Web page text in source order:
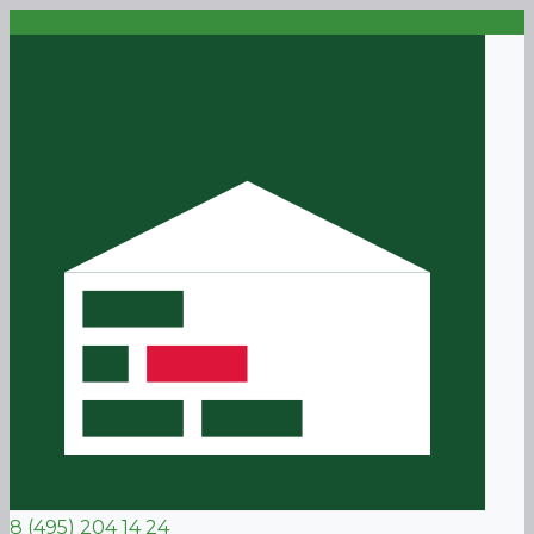
8 (495) 204 14 24